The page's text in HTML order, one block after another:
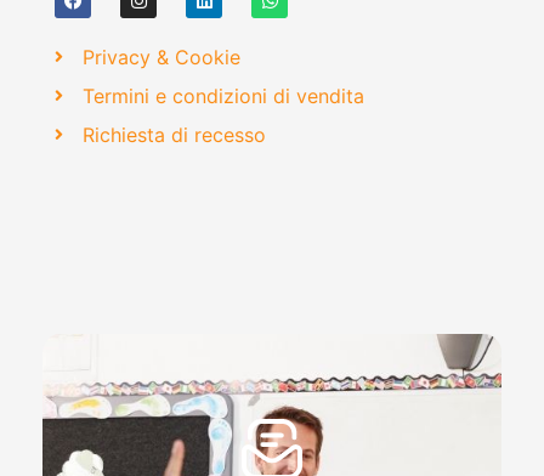
Privacy & Cookie
Termini e condizioni di vendita
Richiesta di recesso